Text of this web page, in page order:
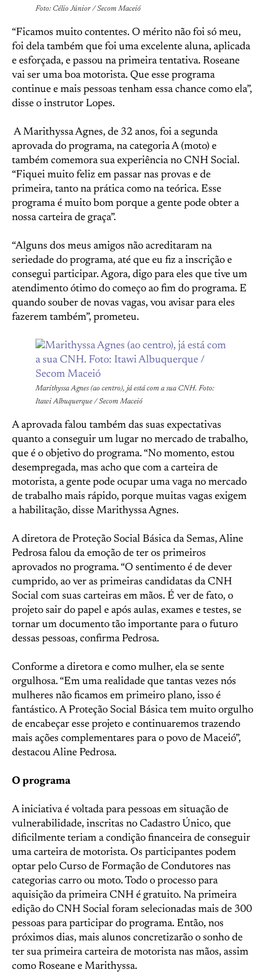
Foto: Célio Júnior / Secom Maceió
“Ficamos muito contentes. O mérito não foi só meu,
foi dela também que foi uma excelente aluna, aplicada
e esforçada, e passou na primeira tentativa. Roseane
vai ser uma boa motorista. Que esse programa
continue e mais pessoas tenham essa chance como ela”,
disse o instrutor Lopes.
A Marithyssa Agnes, de 32 anos, foi a segunda
aprovada do programa, na categoria A (moto) e
também comemora sua experiência no CNH Social.
“Fiquei muito feliz em passar nas provas e de
primeira, tanto na prática como na teórica. Esse
programa é muito bom porque a gente pode obter a
nossa carteira de graça”.
“Alguns dos meus amigos não acreditaram na
seriedade do programa, até que eu fiz a inscrição e
consegui participar. Agora, digo para eles que tive um
atendimento ótimo do começo ao fim do programa. E
quando souber de novas vagas, vou avisar para eles
fazerem também”, prometeu.
Marithyssa Agnes (ao centro), já está com a sua CNH. Foto:
Itawi Albuquerque / Secom Maceió
A aprovada falou também das suas expectativas
quanto a conseguir um lugar no mercado de trabalho,
que é o objetivo do programa. “No momento, estou
desempregada, mas acho que com a carteira de
motorista, a gente pode ocupar uma vaga no mercado
de trabalho mais rápido, porque muitas vagas exigem
a habilitação, disse Marithyssa Agnes.
A diretora de Proteção Social Básica da Semas, Aline
Pedrosa falou da emoção de ter os primeiros
aprovados no programa. “O sentimento é de dever
cumprido, ao ver as primeiras candidatas da CNH
Social com suas carteiras em mãos. É ver de fato, o
projeto sair do papel e após aulas, exames e testes, se
tornar um documento tão importante para o futuro
dessas pessoas, confirma Pedrosa.
Conforme a diretora e como mulher, ela se sente
orgulhosa. “Em uma realidade que tantas vezes nós
mulheres não ficamos em primeiro plano, isso é
fantástico. A Proteção Social Básica tem muito orgulho
de encabeçar esse projeto e continuaremos trazendo
mais ações complementares para o povo de Maceió”,
destacou Aline Pedrosa.
O programa
A iniciativa é voltada para pessoas em situação de
vulnerabilidade, inscritas no Cadastro Único, que
dificilmente teriam a condição financeira de conseguir
uma carteira de motorista. Os participantes podem
optar pelo Curso de Formação de Condutores nas
categorias carro ou moto. Todo o processo para
aquisição da primeira CNH é gratuito. Na primeira
edição do CNH Social foram selecionadas mais de 300
pessoas para participar do programa. Então, nos
próximos dias, mais alunos concretizarão o sonho de
ter sua primeira carteira de motorista nas mãos, assim
como Roseane e Marithyssa.